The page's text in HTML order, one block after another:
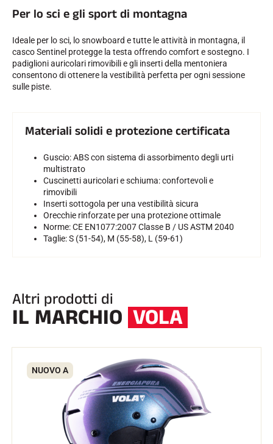
SCI SU TUTTI I TERRENI
SCI DI FONDO
Per lo sci e gli sport di montagna
Ideale per lo sci, lo snowboard e tutte le attività in montagna, il
casco Sentinel protegge la testa offrendo comfort e sostegno. I
padiglioni auricolari rimovibili e gli inserti della mentoniera
consentono di ottenere la vestibilità perfetta per ogni sessione
sulle piste.
Materiali solidi e protezione certificata
Guscio: ABS con sistema di assorbimento degli urti
multistrato
Cuscinetti auricolari e schiuma: confortevoli e
rimovibili
Inserti sottogola per una vestibilità sicura
Orecchie rinforzate per una protezione ottimale
Norme: CE EN1077:2007 Classe B / US ASTM 2040
Taglie: S (51-54), M (55-58), L (59-61)
Altri prodotti di
IL MARCHIO VOLA
NUOVO A